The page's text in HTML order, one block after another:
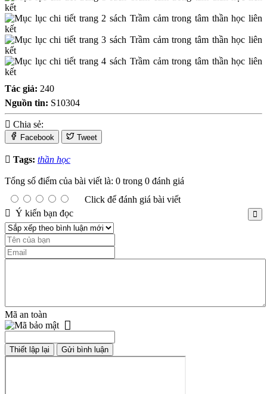
Tác giả: 240
Nguồn tin: S10304
Chia sẻ:
Facebook Tweet
Tags: thần học
Tổng số điểm của bài viết là: 0 trong 0 đánh giá
Click để đánh giá bài viết
Ý kiến bạn đọc
Mã an toàn